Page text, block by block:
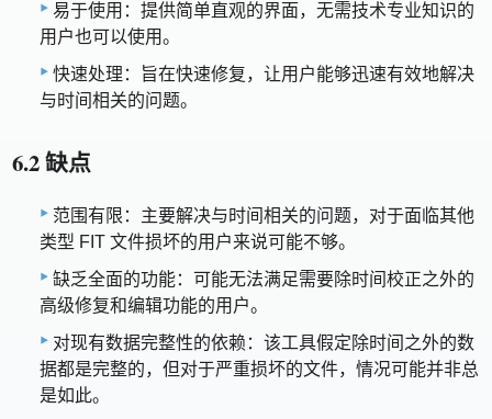
易于使用：提供简单直观的界面，无需技术专业知识的
用户也可以使用。
快速处理：旨在快速修复，让用户能够迅速有效地解决
与时间相关的问题。
6.2 缺点
范围有限：主要解决与时间相关的问题，对于面临其他
类型 FIT 文件损坏的用户来说可能不够。
缺乏全面的功能：可能无法满足需要除时间校正之外的
高级修复和编辑功能的用户。
对现有数据完整性的依赖：该工具假定除时间之外的数
据都是完整的，但对于严重损坏的文件，情况可能并非总
是如此。